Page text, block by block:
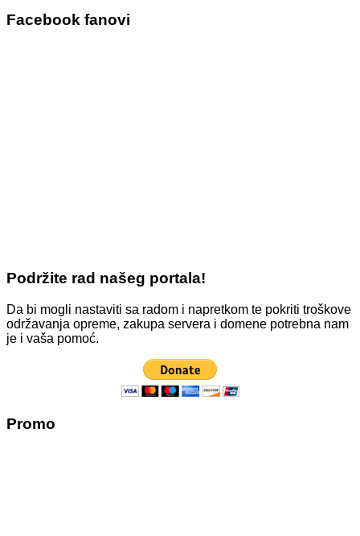
Facebook fanovi
Podržite rad našeg portala!
Da bi mogli nastaviti sa radom i napretkom te pokriti troškove
održavanja opreme, zakupa servera i domene potrebna nam
je i vaša pomoć.
Promo